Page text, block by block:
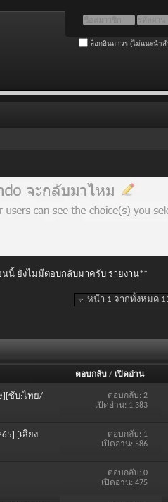
ล็อกอินถาวร (ไม่แนะนำ
นนี้ ยังไม่มีตอบกลับมาครับ รายงาน**
หน้า 1 จากทั้งหมด
ตอบกลับ / เปิดอ่าน
ษ][ซับ:ไทย/
ตอบกลับ:2
เปิดอ่าน: 1,383
[เสียง
ตอบกลับ: 1
เปิดอ่าน: 586
ตอบกลับ:0
เปิดอ่าน: 475